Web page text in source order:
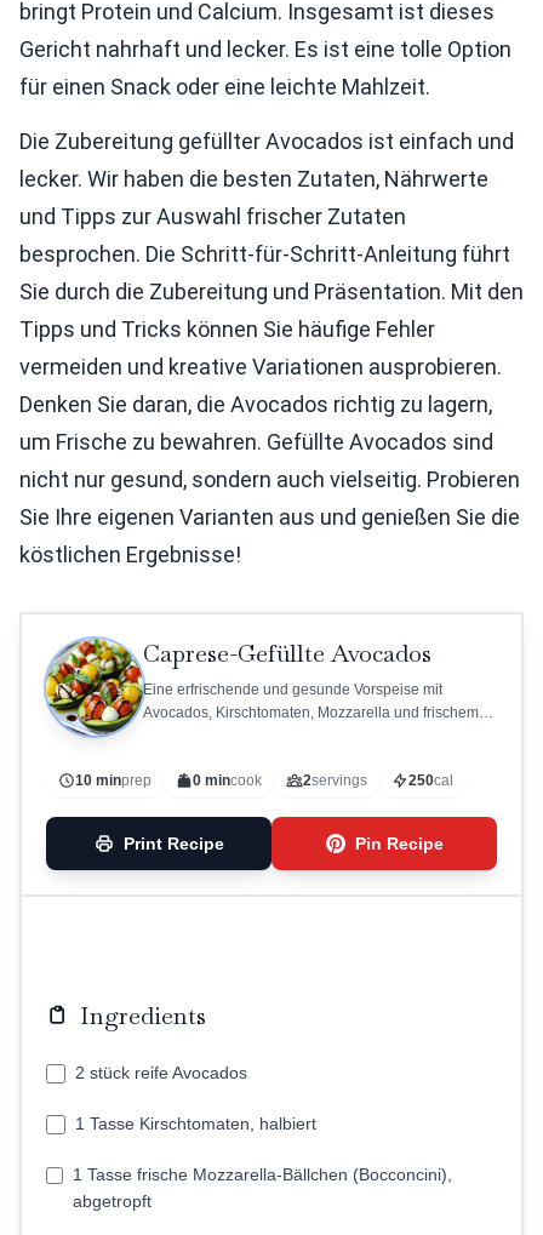
bringt Protein und Calcium. Insgesamt ist dieses
Gericht nahrhaft und lecker. Es ist eine tolle Option
für einen Snack oder eine leichte Mahlzeit.
Die Zubereitung gefüllter Avocados ist einfach und
lecker. Wir haben die besten Zutaten, Nährwerte
und Tipps zur Auswahl frischer Zutaten
besprochen. Die Schritt-für-Schritt-Anleitung führt
Sie durch die Zubereitung und Präsentation. Mit den
Tipps und Tricks können Sie häufige Fehler
vermeiden und kreative Variationen ausprobieren.
Denken Sie daran, die Avocados richtig zu lagern,
um Frische zu bewahren. Gefüllte Avocados sind
nicht nur gesund, sondern auch vielseitig. Probieren
Sie Ihre eigenen Varianten aus und genießen Sie die
köstlichen Ergebnisse!
Caprese-Gefüllte Avocados
Eine erfrischende und gesunde Vorspeise mit
Avocados, Kirschtomaten, Mozzarella und frischem
10 minprep 0 mincook 2servings 250cal
Print Recipe Pin Recipe
Ingredients
2 stück reife Avocados
1 Tasse Kirschtomaten, halbiert
1 Tasse frische Mozzarella-Bällchen (Bocconcini),
abgetropft